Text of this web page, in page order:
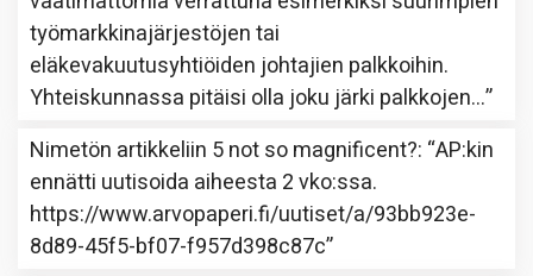
työmarkkinajärjestöjen tai
eläkevakuutusyhtiöiden johtajien palkkoihin.
Yhteiskunnassa pitäisi olla joku järki palkkojen…”
Nimetön artikkeliin 5 not so magnificent?: “AP:kin
ennätti uutisoida aiheesta 2 vko:ssa.
https://www.arvopaperi.fi/uutiset/a/93bb923e-
8d89-45f5-bf07-f957d398c87c”